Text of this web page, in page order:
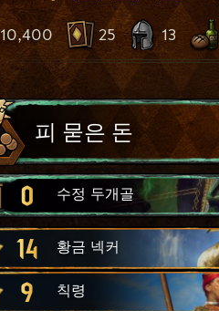
10,400 25 13
피 묻은 돈
0 수정 두개골
14 황금 넥커
9 칙령